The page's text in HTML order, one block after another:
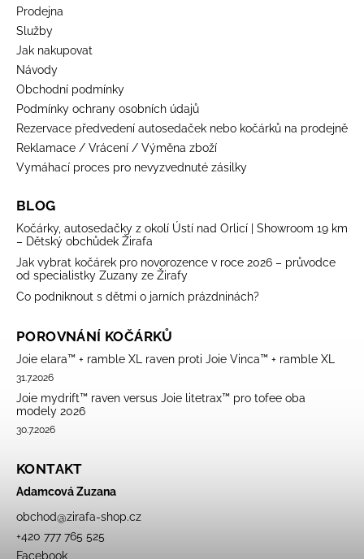
Prodejna
Služby
Jak nakupovat
Návody
Obchodní podmínky
Podmínky ochrany osobních údajů
Rezervace předvedení autosedaček nebo kočárků na prodejně
Reklamace / Vrácení / Výměna zboží
Vymáhací proces pro nevyzvednuté zásilky
BLOG
Kočárky, autosedačky z okolí Ústí nad Orlicí | Showroom 19 km
– Dětský obchůdek Žirafa
Jak vybrat kočárek pro novorozence v roce 2026 – průvodce
od specialistky Zuzany ze Žirafy
Co podniknout s dětmi o jarních prázdninách?
POROVNÁNÍ KOČÁRKŮ
Joie elara™ + ramble XL raven proti Joie Vinca™ + ramble XL
31.7.2026
Joie mydrift™ raven versus Joie litetrax™ pro tofee oba
modely 2026
30.7.2026
KONTAKT
Adamcová Zuzana
obchod@zirafa-shop.cz
+420 777 765 525
Facebook